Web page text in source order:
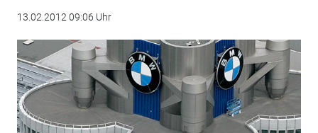
13.02.2012 09:06 Uhr